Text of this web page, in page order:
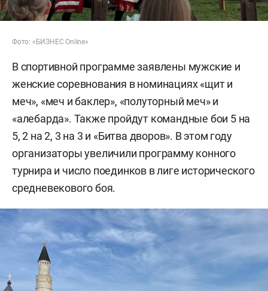
Фото: «БИЗНЕС Online»
В спортивной программе заявлены мужские и
женские соревнования в номинациях «щит и
меч», «меч и баклер», «полуторный меч» и
«алебарда». Также пройдут командные бои 5 на
5, 2 на 2, 3 на 3 и «Битва дворов». В этом году
организаторы увеличили программу конного
турнира и число поединков в лиге исторического
средневекового боя.